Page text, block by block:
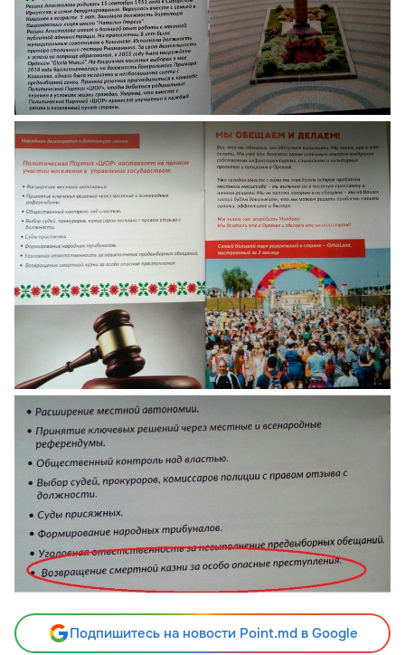
Подпишитесь на новости Point.md в Google